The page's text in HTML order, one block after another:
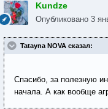
Kundze
Опубликовано 3
Tatayna NOVA сказал:
Спасибо, за полезную
начала. А как вообще